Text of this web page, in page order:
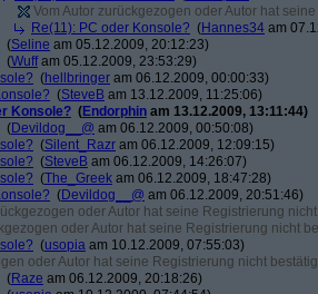
Vom Autor zurückgezogen oder Autor hat
Re(11): PC oder Konsole? (Hannes34 am
(Seline am 05.12.2009, 20:12:23)
(Wuffam 05.12.2009, 23:53:29)
(hellbringer am 06.12.2009, 00:00:33)
(SteveB am 13.12.2009, 11:25:06)
Konsole? (Endorphin am 13.12.2009, 13:11:44)
(Devildog__@ am 06.12.2009, 00:50:08)
(Silent_Razr am 06.12.2009, 12:09:15)
(SteveB am 06.12.2009, 14:26:07)
(The_Greek am 06.12.2009, 18:47:28)
(Devildog__@ am 06.12.2009, 20:51:46)
oder Autor hat seine Registrierung
oder Autor hat seine Registrierung nicht
(usopia am 10.12.2009, 07:55:03)
oder Autor hat seine Registrierung nicht
(Raze am 06.12.2009, 20:18:26)